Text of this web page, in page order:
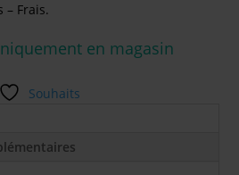
– Frais.
en magasin
Souhaits